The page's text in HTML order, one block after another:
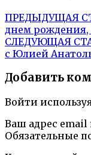
ПРЕДЫДУЩАЯ
днем рождения,
СЛЕДУЮЩАЯ
с Юлией
Добавить
Войти
Ваш адрес email
Обязательные